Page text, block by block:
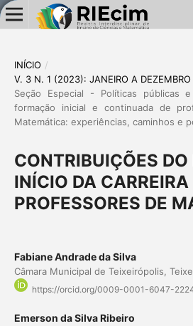
INÍCIO /
V. 3 N. 1 (2023): JANEIRO A
Seção Especial - Políticas públicas
formação inicial e continuada de
Matemática: experiências, caminhos e
CONTRIBUIÇÕES DO
INÍCIO DA CARREIRA
PROFESSORES DE
Fabiane Andrade da Silva
Câmara Municipal de Teixeirópolis,
https://orcid.org/0009-0001-6047-
Emerson da Silva Ribeiro